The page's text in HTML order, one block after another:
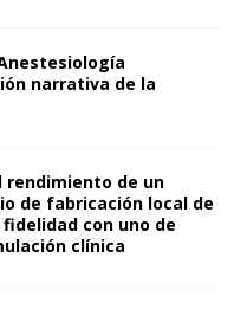
narrativa de la
rendimiento de un
de fabricación local de
con uno de
clínica